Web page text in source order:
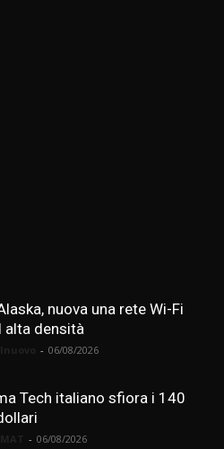
nuova una rete Wi-Fi
alta densità
- 06/08/2026
Tech italiano sfiora i 140
- 06/08/2026